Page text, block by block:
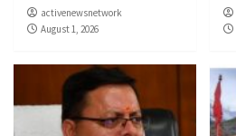
activenewsnetwork
August 1, 2026